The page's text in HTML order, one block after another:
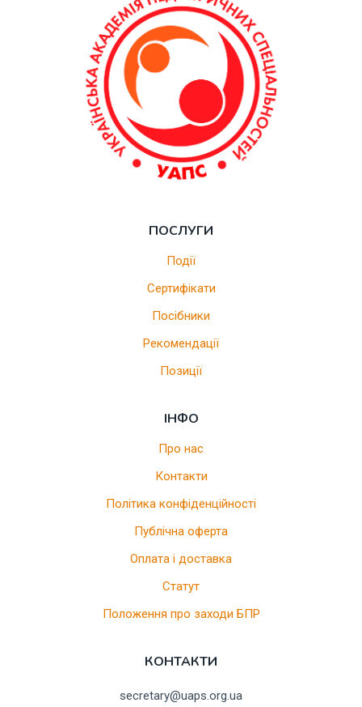
ПОСЛУГИ
Події
Сертифікати
Посібники
Рекомендації
Позиції
ІНФО
Про нас
Контакти
Політика конфіденційності
Публічна оферта
Оплата і доставка
Статут
Положення про заходи БПР
КОНТАКТИ
secretary@uaps.org.ua